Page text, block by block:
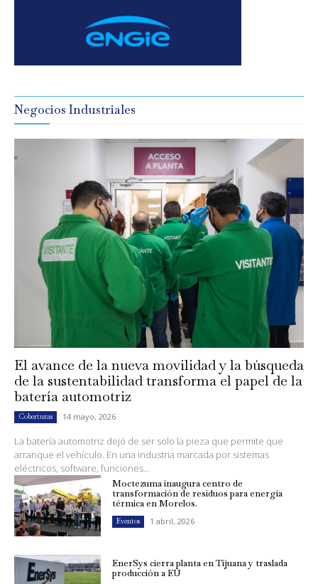
Negocios Industriales
El avance de la nueva movilidad y la búsqueda
de la sustentabilidad transforma el papel de la
batería automotriz
Coberturas 14 mayo, 2026
La batería automotriz dejó de ser solo la pieza que permite que
arranque el vehículo. En una industria marcada por sistemas
eléctricos, software, funciones...
Moctezuma inaugura centro de
transformación de residuos para energía
térmica en Morelos.
Eventos 1 abril, 2026
EnerSys cierra planta en Tijuana y traslada
producción a EU